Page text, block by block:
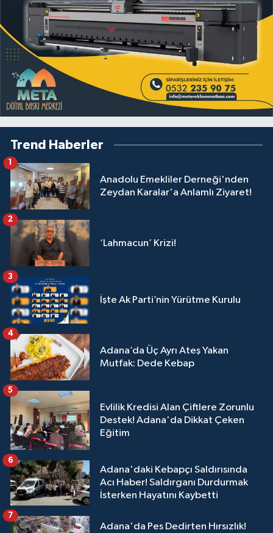
Trend Haberler
Anadolu Emekliler Derneği'nden
Zeydan Karalar'a Anlamlı Ziyaret!
1
‘Lahmacun’ Krizi!
2
İşte Ak Parti’nin Yürütme Kurulu
3
Adana’da Üç Ayrı Ateş Yakan
Mutfak: Dede Kebap
4
Evlilik Kredisi Alan Çiftlere Zorunlu
Destek! Adana'da Dikkat Çeken
Eğitim
5
Adana'daki Kebapçı Saldırısında
Acı Haber! Saldırganı Durdurmak
İsterken Hayatını Kaybetti
6
Adana'da Pes Dedirten Hırsızlık!
7